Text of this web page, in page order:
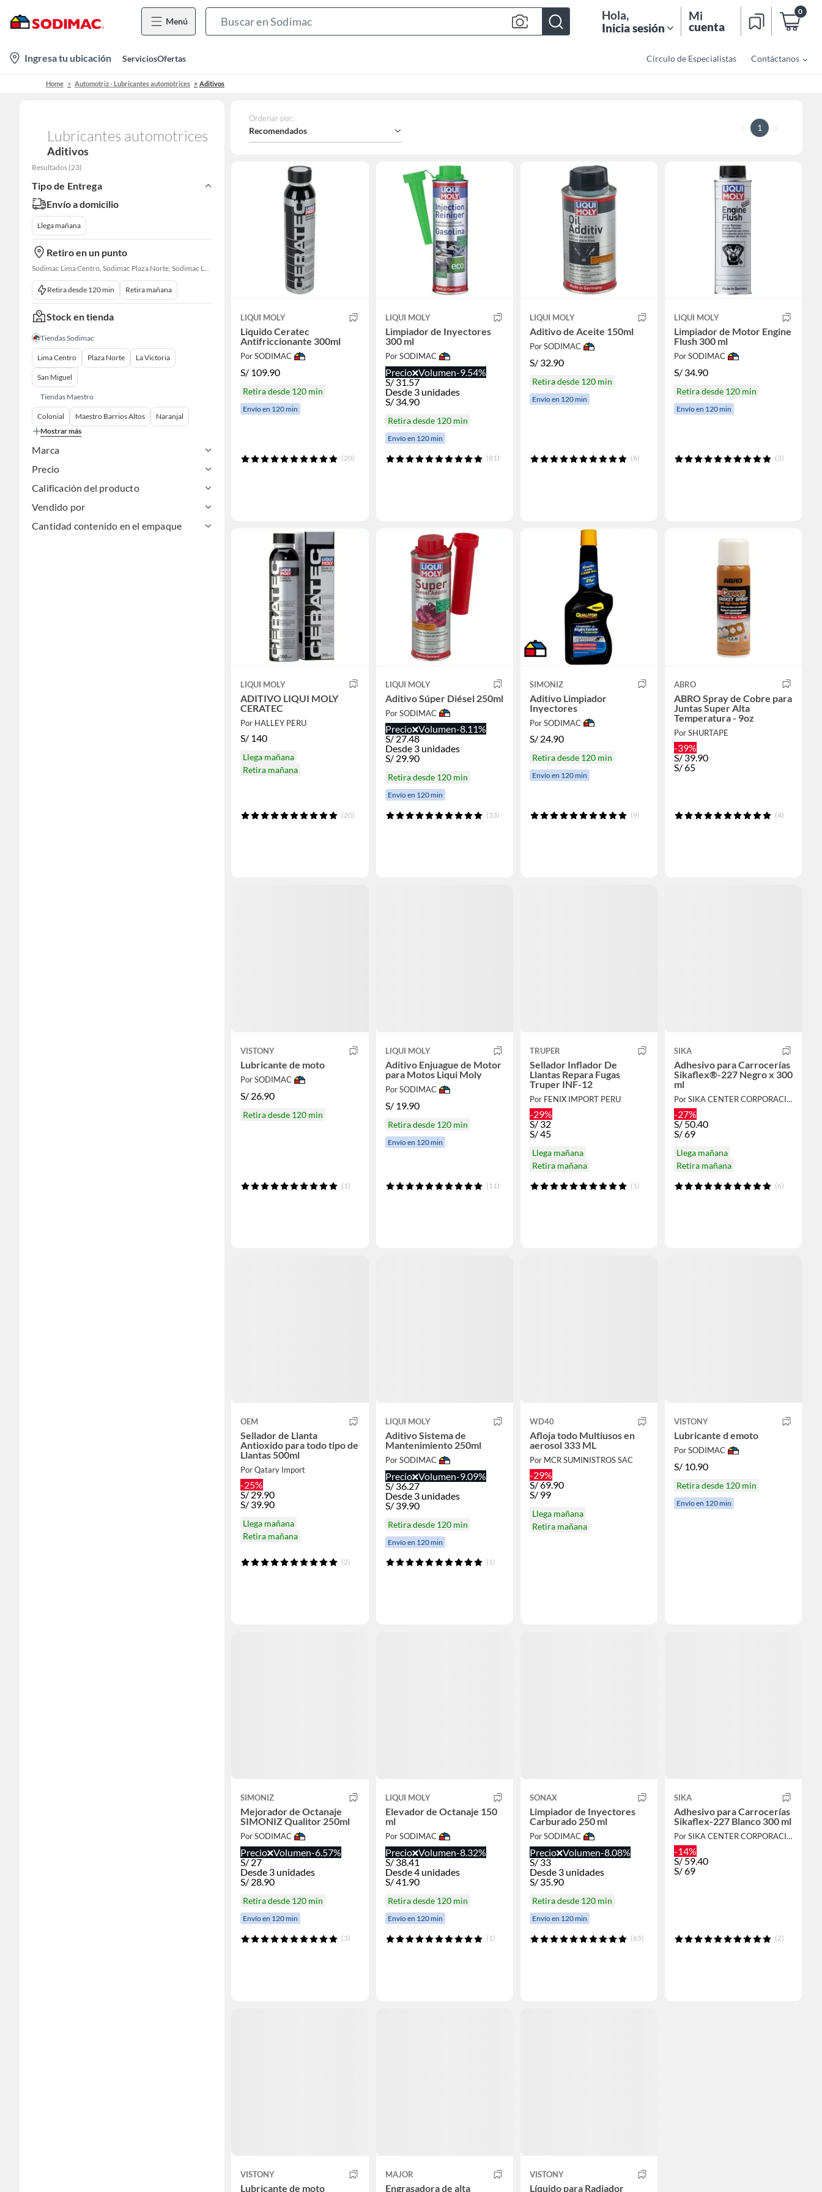
Menú
Bar
Hola,
Inicia sesión
Mi
cuenta
0
location-
icon
Ingresa tu ubicación ServiciosOfertas Círculo de Especialistas Contáctanos
Home Automotriz - Lubricantes automotrices Aditivos
Lubricantes automotrices
Aditivos
Resultados (23)
Tipo de Entrega
Envío a domicilio
Llega mañana
Retiro en un punto
Sodimac Lima Centro, Sodimac Plaza Norte, Sodimac La Victoria, Sodimac San Miguel, Sodimac S. J. Lurigancho, Sodimac Primavera, Sodimac Chacarilla, Sodimac Av. La Molina, Sodimac Colonial, Maestro Barrios Altos, Sodimac Naranjal
Retira desde 120 min Retira mañana
Stock en tienda
Tiendas Sodimac
Lima Centro Plaza Norte La Victoria
San Miguel
Tiendas Maestro
Colonial Maestro Barrios Altos
Naranjal
Mostrar más
Marca
Precio
Calificación del producto
Vendido por
Cantidad contenido en el empaque
Ordenar por:
Recomendados 1
LIQUI MOLY
Liquido Ceratec
Antifriccionante 300ml
Por SODIMAC
S/ 109.90
Retira desde 120 min
Envío en 120 min
(20)
LIQUI MOLY
Limpiador de Inyectores
300 ml
Por SODIMAC
Precio Volumen-9.54%
S/31.57
Desde 3 unidades
S/ 34.90
Retira desde 120 min
Envío en 120 min
(81)
LIQUI MOLY
Aditivo de Aceite 150ml
Por SODIMAC
S/ 32.90
Retira desde 120 min
Envío en 120 min
(6)
LIQUI MOLY
Limpiador de Motor Engine
Flush 300 ml
Por SODIMAC
S/ 34.90
Retira desde 120 min
Envío en 120 min
(3)
LIQUI MOLY
ADITIVO LIQUI MOLY
CERATEC
Por HALLEY PERU
S/ 140
Llega mañana
Retira mañana
(20)
LIQUI MOLY
Aditivo Súper Diésel 250ml
Por SODIMAC
Precio Volumen-8.11%
S/ 27.48
Desde 3 unidades
S/ 29.90
Retira desde 120 min
Envío en 120 min
(33)
SIMONIZ
Aditivo Limpiador
Inyectores
Por SODIMAC
S/ 24.90
Retira desde 120 min
Envío en 120 min
(9)
ABRO
ABRO Spray de Cobre para
Juntas Super Alta
Temperatura - 9oz
Por SHURTAPE
-39%
S/39.90
S/65
(4)
VISTONY
Lubricante de moto
Por SODIMAC
S/ 26.90
Retira desde 120 min
(1)
LIQUI MOLY
Aditivo Enjuague de Motor
para Motos Liqui Moly
Por SODIMAC
S/ 19.90
Retira desde 120 min
Envío en 120 min
(11)
TRUPER
Sellador Inflador De
Llantas Repara Fugas
Truper INF-12
Por FENIX IMPORT PERU
-29%
S/32
S/45
Llega mañana
Retira mañana
(1)
SIKA
Adhesivo para Carrocerías
Sikaflex®-227 Negro x 300
ml
Por SIKA CENTER CORPORACIÓN LAU
-27%
S/50.40
S/69
Llega mañana
Retira mañana
(6)
OEM
Sellador de Llanta
Antioxido para todo tipo de
Llantas 500ml
Por Qatary Import
-25%
S/29.90
S/ 39.90
Llega mañana
Retira mañana
(2)
LIQUI MOLY
Aditivo Sistema de
Mantenimiento 250ml
Por SODIMAC
Precio Volumen-9.09%
S/36.27
Desde 3 unidades
S/ 39.90
Retira desde 120 min
Envío en 120 min
(1)
WD40
Afloja todo Multiusos en
aerosol 333 ML
Por MCR SUMINISTROS SAC
-29%
S/69.90
S/ 99
Llega mañana
Retira mañana
VISTONY
Lubricante d emoto
Por SODIMAC
S/ 10.90
Retira desde 120 min
Envío en 120 min
SIMONIZ
Mejorador de Octanaje
SIMONIZ Qualitor 250ml
Por SODIMAC
Precio Volumen-6.57%
S/27
Desde 3 unidades
S/ 28.90
Retira desde 120 min
Envío en 120 min
(3)
LIQUI MOLY
Elevador de Octanaje 150
ml
Por SODIMAC
Precio Volumen-8.32%
S/38.41
Desde 4 unidades
S/41.90
Retira desde 120 min
Envío en 120 min
(1)
SONAX
Limpiador de Inyectores
Carburado 250 ml
Por SODIMAC
Precio Volumen-8.08%
S/33
Desde 3 unidades
S/ 35.90
Retira desde 120 min
Envío en 120 min
(65)
SIKA
Adhesivo para Carrocerías
Sikaflex-227 Blanco 300 ml
Por SIKA CENTER CORPORACIÓN LAU
-14%
S/ 59.40
S/69
(2)
VISTONY
Lubricante de moto
MAJOR
Engrasadora de alta
VISTONY
Líquido para Radiador